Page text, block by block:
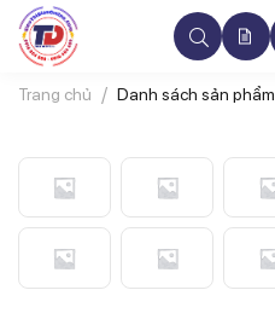
Trang chủ Danh sách sản phẩm